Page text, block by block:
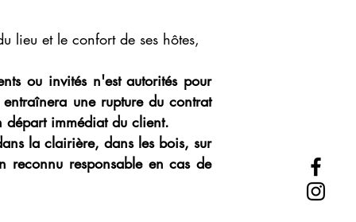
lieu et le confort de ses hôtes,
ou invités n'est autorités pour
entraînera une rupture du contrat
départ immédiat du client.
la clairière, dans les bois, sur
reconnu responsable en cas de